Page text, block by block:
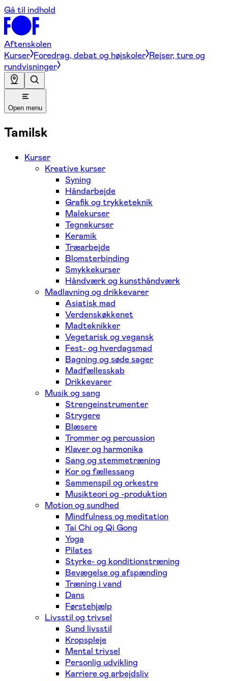
Gå til indhold
Aftenskolen
Kurser Foredrag, debat og højskoler Rejser, ture og
rundvisninger
Open menu
Tamilsk
Kurser
Kreative kurser
Syning
Håndarbejde
Grafik og trykketeknik
Malekurser
Tegnekurser
Keramik
Træarbejde
Blomsterbinding
Smykkekurser
Håndværk og kunsthåndværk
Madlavning og drikkevarer
Asiatisk mad
Verdenskøkkenet
Madteknikker
Vegetarisk og vegansk
Fest- og hverdagsmad
Bagning og søde sager
Madfællesskab
Drikkevarer
Musik og sang
Strengeinstrumenter
Strygere
Blæsere
Trommer og percussion
Klaver og harmonika
Sang og stemmetræning
Kor og fællessang
Sammenspil og orkestre
Musikteori og -produktion
Motion og sundhed
Mindfulness og meditation
Tai Chi og Qi Gong
Yoga
Pilates
Styrke- og konditionstræning
Bevægelse og afspænding
Træning i vand
Dans
Førstehjælp
Livsstil og trivsel
Sund livsstil
Kropspleje
Mental trivsel
Personlig udvikling
Karriere og arbejdsliv